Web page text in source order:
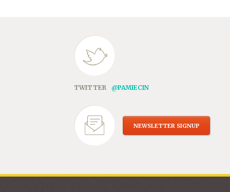
TWITTER @PAMIECIN
NEWSLETTER SIGNUP